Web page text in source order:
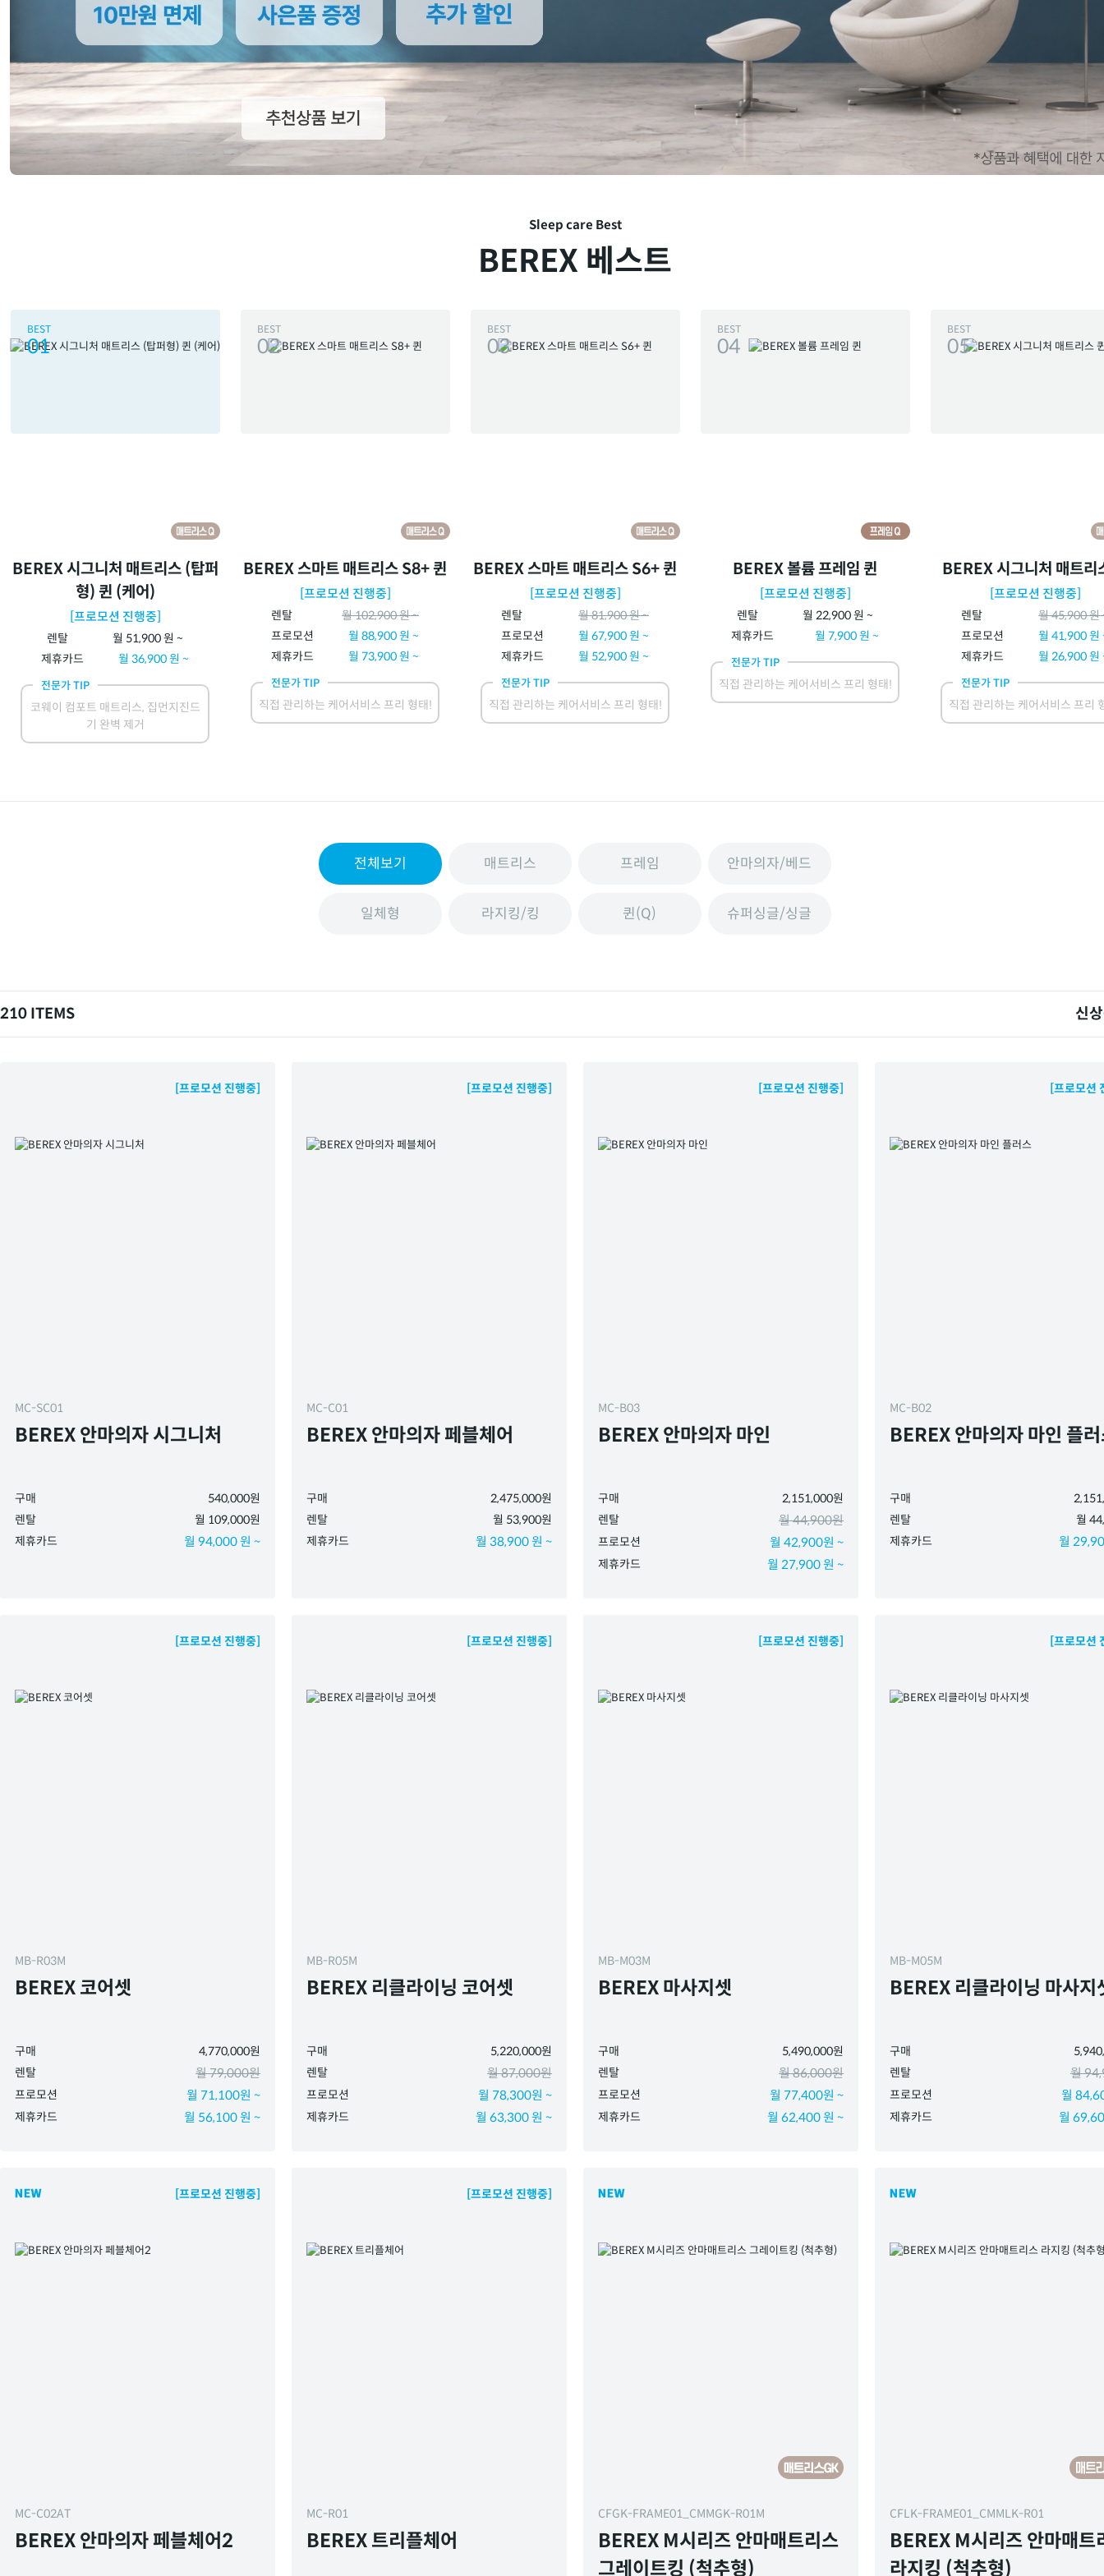
Sleep care Best
BEREX 베스트
BEST
01
BEREX 시그니처 매트리스 (탑퍼
형) 퀸 (케어)
[프로모션 진행중]
렌탈 월 51,900원 ~
제휴카드
월 36,900원 ~
전문가 TIP
코웨이 컴포트 매트리스, 집먼지진드
기 완벽 제거
BEST
02
BEREX 스마트 매트리스 S8+ 퀸
[프로모션 진행중]
렌탈 월102,900원 ~
프로모션
월 88,900원 ~
제휴카드
월 73,900원 ~
전문가 TIP
직접 관리하는 케어서비스 프리 형태!
BEST
03
BEREX 스마트 매트리스 S6+ 퀸
[프로모션 진행중]
렌탈 월81,900원 ~
프로모션
월 67,900원 ~
제휴카드
월 52,900원 ~
전문가 TIP
직접 관리하는 케어서비스 프리 형태!
BEST
04
BEREX 볼륨 프레임 퀸
[프로모션 진행중]
렌탈 월 22,900원 ~
제휴카드
월 7,900원 ~
전문가 TIP
직접 관리하는 케어서비스 프리 형태!
BEST
05
BEREX 시그니처 매트리
[프로모션 진행중]
렌탈 월45,900원
프로모션
월 41,900원
제휴카드
월 26,900원
전문가 TIP
직접 관리하는 케어서비스 프리
전체보기 매트리스 프레임 안마의자/베드
일체형 라지킹/킹 퀸(Q) 슈퍼싱글/싱글
210 ITEMS 신
[프로모션 진행중]
MC-SC01
BEREX 안마의자 시그니처
구매
540,000원
렌탈
월 109,000원
제휴카드
월 94,000 원 ~
[프로모션 진행중]
MC-C01
BEREX 안마의자 페블체어
구매
2,475,000원
렌탈
월 53,900원
제휴카드
월 38,900 원 ~
[프로모션 진행중]
MC-B03
BEREX 안마의자 마인
구매
2,151,000원
렌탈
월 44,900원
프로모션 월 42,900원 ~
제휴카드 월 27,900 원 ~
[프로모션
MC-B02
BEREX 안마의자 마인 플
구매
렌탈
월
제휴카드
월
[프로모션 진행중]
MB-R03M
BEREX 코어셋
구매
4,770,000원
렌탈
월 79,000원
프로모션 월 71,100원 ~
제휴카드 월 56,100 원 ~
[프로모션 진행중]
MB-R05M
BEREX 리클라이닝 코어셋
구매
5,220,000원
렌탈
월 87,000원
프로모션 월 78,300원 ~
제휴카드 월 63,300 원 ~
[프로모션 진행중]
MB-M03M
BEREX 마사지셋
구매
5,490,000원
렌탈
월 86,000원
프로모션 월 77,400원 ~
제휴카드 월 62,400 원 ~
[프로모션
MB-M05M
BEREX 리클라이닝 마사지
구매
렌탈
월
프로모션 월
제휴카드 월
[프로모션 진행중]
MC-C02AT
BEREX 안마의자 페블체어2
[프로모션 진행중]
MC-R01
BEREX 트리플체어
CFGK-FRAME01_CMMGK-R01M
BEREX M시리즈 안마매트리스
그레이트킹 (척추형)
CFLK-FRAME01_CMMLK-R01
BEREX M시리즈 안마매트
라지킹 (척추형)